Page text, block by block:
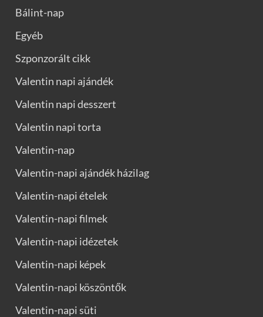
Bálint-nap
Egyéb
Szponzorált cikk
Valentin napi ajándék
Valentin napi desszert
Valentin napi torta
Valentin-nap
Valentin-napi ajándék házilag
Valentin-napi ételek
Valentin-napi filmek
Valentin-napi idézetek
Valentin-napi képek
Valentin-napi köszöntők
Valentin-napi süti